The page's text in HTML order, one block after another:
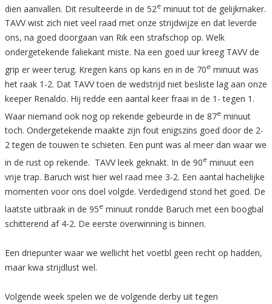
dien aanvallen. Dit resulteerde in de 52e minuut tot de gelijkmaker.
TAVV wist zich niet veel raad met onze strijdwijze en dat leverde
ons, na goed doorgaan van Rik een strafschop op. Welk
ondergetekende faliekant miste. Na een goed uur kreeg TAVV de
grip er weer terug. Kregen kans op kans en in de 70e minuut was
het raak 1-2. Dat TAVV toen de wedstrijd niet besliste lag aan onze
keeper Renaldo. Hij redde een aantal keer fraai in de 1- tegen 1.
Waar niemand ook nog op rekende gebeurde in de 87e minuut
toch. Ondergetekende maakte zijn fout enigszins goed door de 2-
2 tegen de touwen te schieten. Een punt was al meer dan waar we
in de rust op rekende. TAVV leek geknakt. In de 90e minuut een
vrije trap. Baruch wist hier wel raad mee 3-2. Een aantal hachelijke
momenten voor ons doel volgde. Verdedigend stond het goed. De
laatste uitbraak in de 95e minuut rondde Baruch met een boogbal
schitterend af 4-2. De eerste overwinning is binnen.
Een driepunter waar we wellicht het voetbl geen recht op hadden,
maar kwa strijdlust wel.
Volgende week spelen we de volgende derby uit tegen